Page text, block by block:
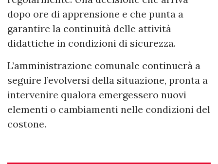
dopo ore di apprensione e che punta a
garantire la continuità delle attività
didattiche in condizioni di sicurezza.
L’amministrazione comunale continuerà a
seguire l’evolversi della situazione, pronta a
intervenire qualora emergessero nuovi
elementi o cambiamenti nelle condizioni del
costone.